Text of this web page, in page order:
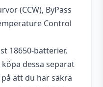
(CCW), ByPass
Control
18650-batterier,
dessa separat
att du har säkra
mm